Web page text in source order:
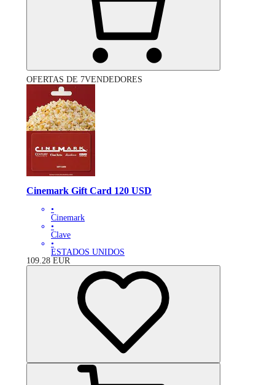
OFERTAS DE 7VENDEDORES
Cinemark Gift Card 120 USD
•
Cinemark
•
Clave
•
ESTADOS UNIDOS
109.28 EUR